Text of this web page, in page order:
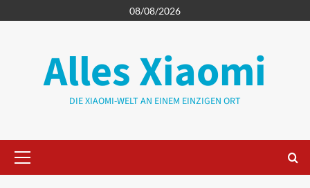
Inhalt
08/08/2026
Alles Xiaomi
DIE XIAOMI-WELT AN EINEM EINZIGEN ORT
Menü